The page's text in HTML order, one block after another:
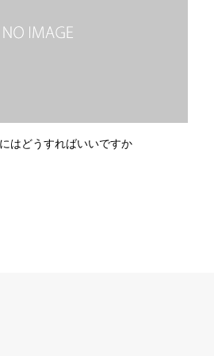
はどうすればいいですか